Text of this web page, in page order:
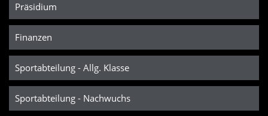
Präsidium
Finanzen
Sportabteilung - Allg. Klasse
Sportabteilung - Nachwuchs